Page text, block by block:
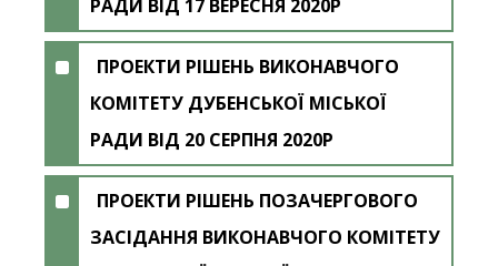
РАДИ ВІД 17 ВЕРЕСНЯ 2020Р
ПРОЕКТИ РІШЕНЬ ВИКОНАВЧОГО
КОМІТЕТУ ДУБЕНСЬКОЇ МІСЬКОЇ
РАДИ ВІД 20 СЕРПНЯ 2020Р
ПРОЕКТИ РІШЕНЬ ПОЗАЧЕРГОВОГО
ЗАСІДАННЯ ВИКОНАВЧОГО КОМІТЕТУ